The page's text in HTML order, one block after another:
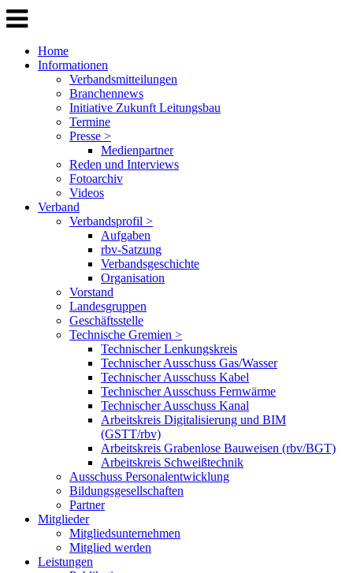
Home
Informationen
Verbandsmitteilungen
Branchennews
Initiative Zukunft Leitungsbau
Termine
Presse >
Medienpartner
Reden und Interviews
Fotoarchiv
Videos
Verband
Verbandsprofil >
Aufgaben
rbv-Satzung
Verbandsgeschichte
Organisation
Vorstand
Landesgruppen
Geschäftsstelle
Technische Gremien >
Technischer Lenkungskreis
Technischer Ausschuss Gas/Wasser
Technischer Ausschuss Kabel
Technischer Ausschuss Fernwärme
Technischer Ausschuss Kanal
Arbeitskreis Digitalisierung und BIM
(GSTT/rbv)
Arbeitskreis Grabenlose Bauweisen (rbv/BGT)
Arbeitskreis Schweißtechnik
Ausschuss Personalentwicklung
Bildungsgesellschaften
Partner
Mitglieder
Mitgliedsunternehmen
Mitglied werden
Leistungen